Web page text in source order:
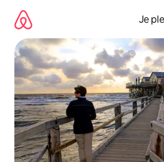
direct
naar
inhoud
Je